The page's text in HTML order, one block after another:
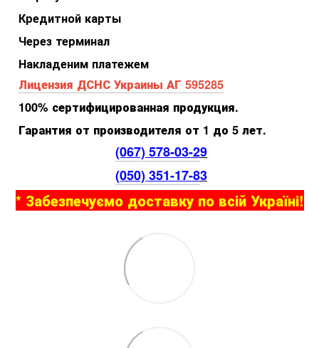
Кредитной карты
Через терминал
Накладеним платежем
Лицензия ДСНС Украины АГ 595285
100% сертифицированная продукция.
Гарантия от производителя от 1 до 5 лет.
(067) 578-03-29
(050) 351-17-83
* Забезпечуємо доставку по всій Україні!